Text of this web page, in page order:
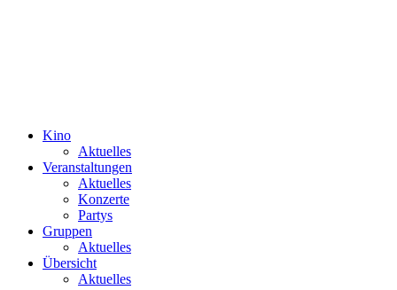
Kino
Aktuelles
Veranstaltungen
Aktuelles
Konzerte
Partys
Gruppen
Aktuelles
Übersicht
Aktuelles